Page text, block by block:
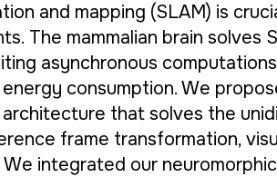
and mapping (SLAM) is
The mammalian brain solves
asynchronous
consumption. We
that solves the
frame transformation,
integrated our